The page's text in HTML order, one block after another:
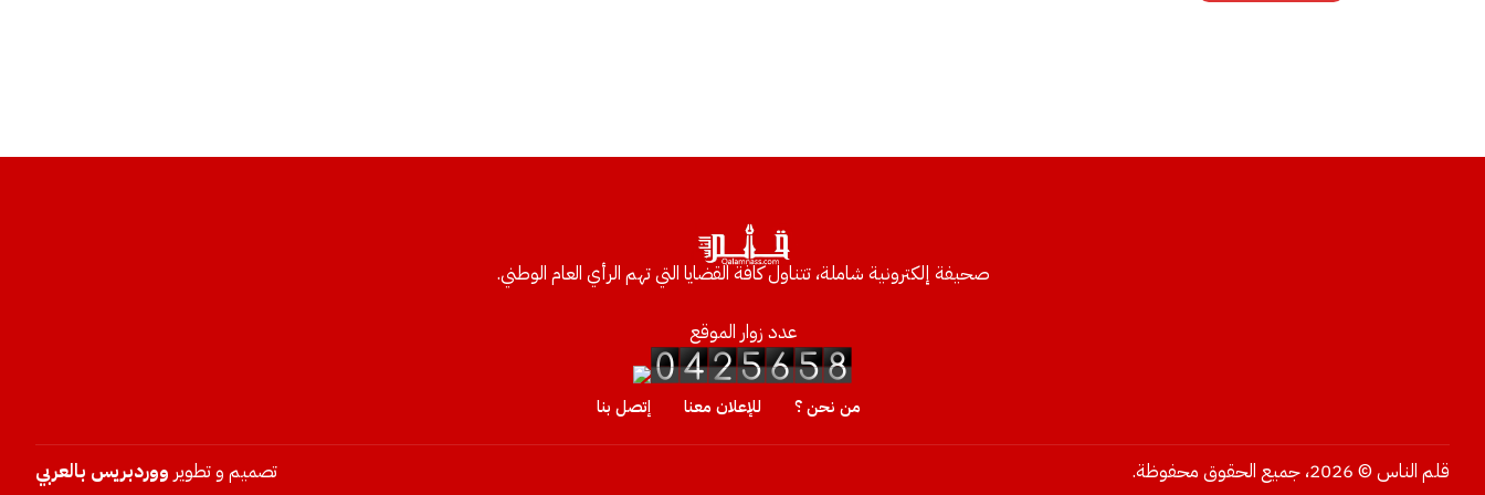
صحيفة إلكترونية شاملة، تتناول كافة القضايا التي تهم الرأي العام الوطني.
عدد زوار الموقع
من نحن ؟ للإعلان معنا إتصل بنا
قلم الناس © 2026، جميع الحقوق محفوظة. تصميم و تطوير ووردبريس بالعربي